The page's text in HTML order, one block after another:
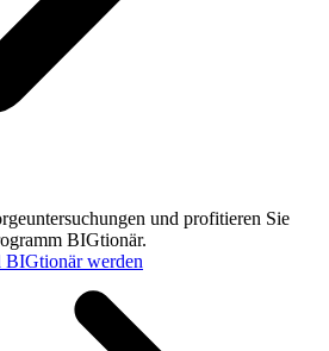
und profitieren Sie
BIGtionär.
werden